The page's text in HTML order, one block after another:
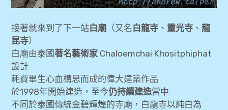
接著就來到了下一站白廟 （又名 白龍寺 、 靈光寺 、龍
昆寺）
白廟由泰國著名藝術家 Chaloemchai Khositphiphat
設計
耗費畢生心血構思而成的偉大建築作品
於1998年開始建造，至今仍持續建造當中
不同於泰國傳統金碧輝煌的寺廟，白龍寺以純白為